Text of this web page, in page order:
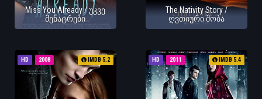
Miss You Already / უკვე
მენატრები
The Nativity Story /
ღვთიური შობა
HD 2008 IMDB 5.2 HD 2011 IMDB 5.4